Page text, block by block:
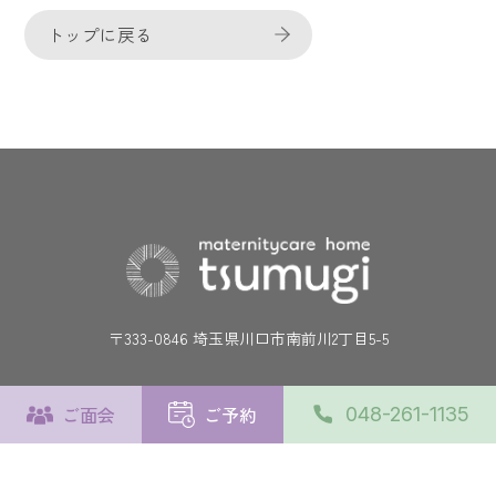
ご面会 ご予約 048-261-1135
トップに戻る
〒333-0846 埼玉県川口市南前川2丁目5-5
施設の使い方
よくあるご質問